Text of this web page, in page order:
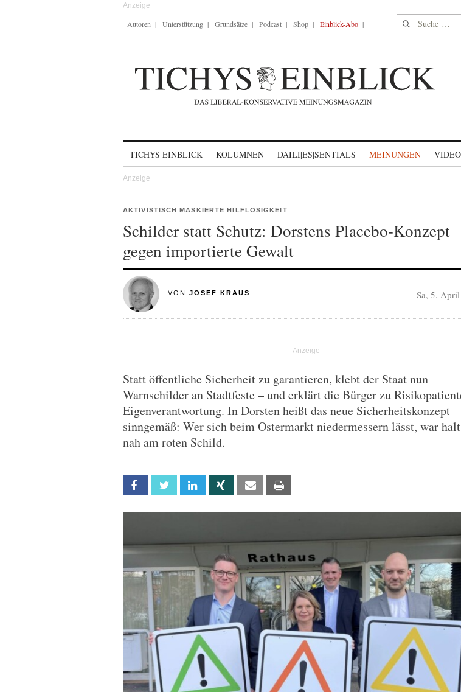
Autoren Unterstützung Grundsätze Podcast Shop Einblick-Abo Suche nach:
TICHYS EINBLICK KOLUMNEN DAILI|ES|SENTIALS MEINUNGEN
AKTIVISTISCH MASKIERTE HILFLOSIGKEIT
Schilder statt Schutz: Dorstens Placebo-Konzept
gegen importierte Gewalt
VON JOSEF KRAUS Sa, 5.
Statt öffentliche Sicherheit zu garantieren, klebt der Staat nun
Warnschilder an Stadtfeste – und erklärt die Bürger zu
Eigenverantwortung. In Dorsten heißt das neue Sicherheitskonzept
sinngemäß: Wer sich beim Ostermarkt niedermessern lässt, war
nah am roten Schild.
Facebook Twitter Linkedin Xing Email